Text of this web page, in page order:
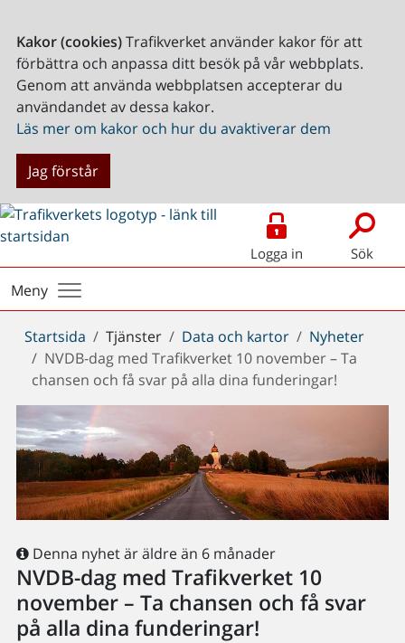
Kakor (cookies)Trafikverket använder kakor för att
förbättra och anpassa ditt besök på vår webbplats.
Genom att använda webbplatsen accepterar du
användandet av dessa kakor.
Läs mer om kakor och hur du avaktiverar dem
Jag förstår
Logga in Sök
Meny
Du
är
här:
Startsida Tjänster Data och kartor
Nyheter
NVDB-dag med Trafikverket 10 november – Ta
chansen och få svar på alla dina funderingar!
Denna nyhet är äldre än 6 månader
NVDB-dag med Trafikverket 10
november – Ta chansen och få svar
på alla dina funderingar!